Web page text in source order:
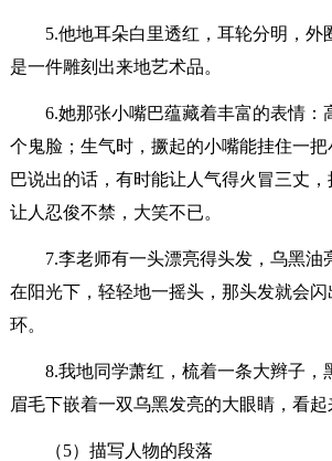
5.他地耳朵白里透红，耳轮分明，外
是一件雕刻出来地艺术品。
6.她那张小嘴巴蕴藏着丰富的表情：
个鬼脸；生气时，撅起的小嘴能挂住一
巴说出的话，有时能让人气得火冒三丈
让人忍俊不禁，大笑不已。
7.李老师有一头漂亮得头发，乌黑油
在阳光下，轻轻地一摇头，那头发就会
环。
8.我地同学萧红，梳着一条大辫子，
眉毛下嵌着一双乌黑发亮的大眼睛，看起
（5）描写人物的段落